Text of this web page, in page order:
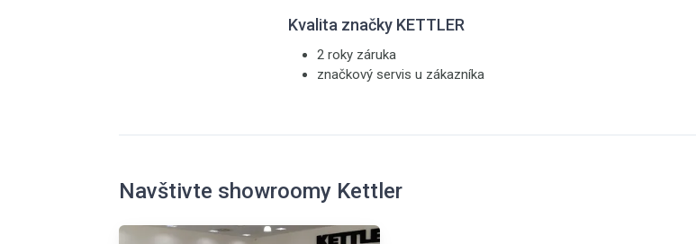
Kvalita značky KETTLER
2 roky záruka
značkový servis u zákazníka
Navštivte showroomy Kettler